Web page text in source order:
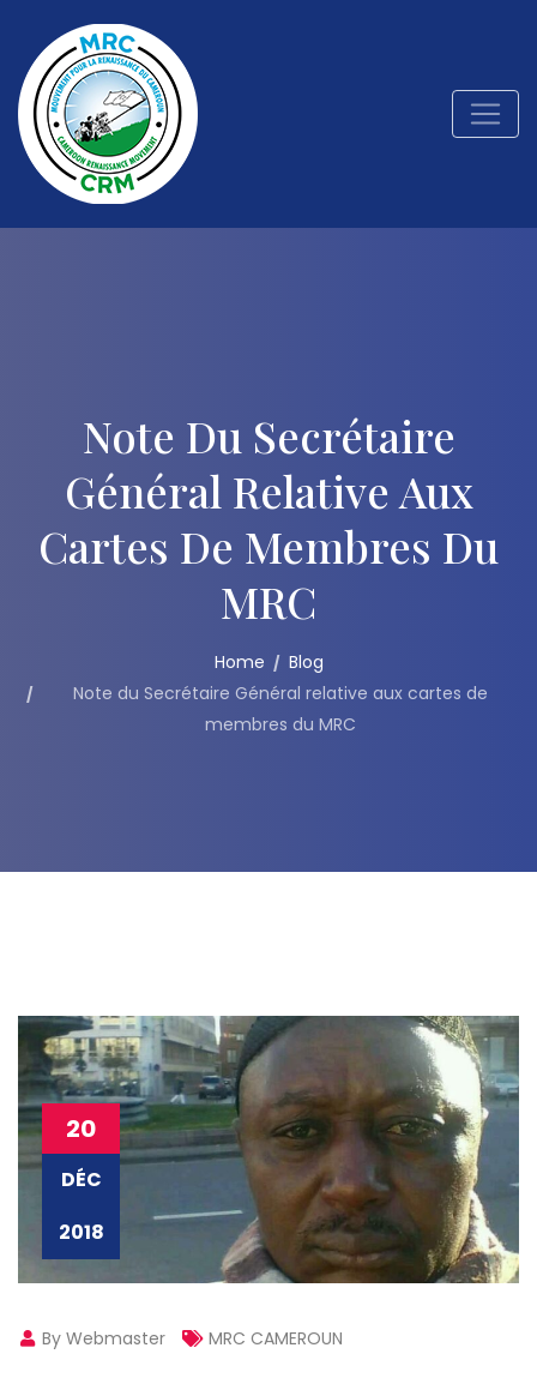
Note Du Secrétaire
Général Relative Aux
Cartes De Membres Du
MRC
Home
Blog
Note du Secrétaire Général relative aux cartes de
membres du MRC
20
DÉC
2018
By Webmaster MRC CAMEROUN